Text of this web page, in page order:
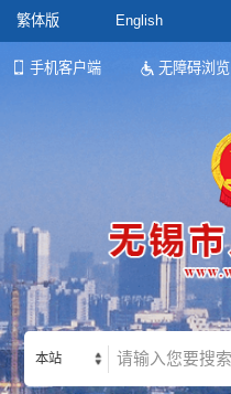
繁体版 English
手机客户端 无障碍浏览
本站